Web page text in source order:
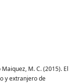
M. C. (2015). El
y extranjero de